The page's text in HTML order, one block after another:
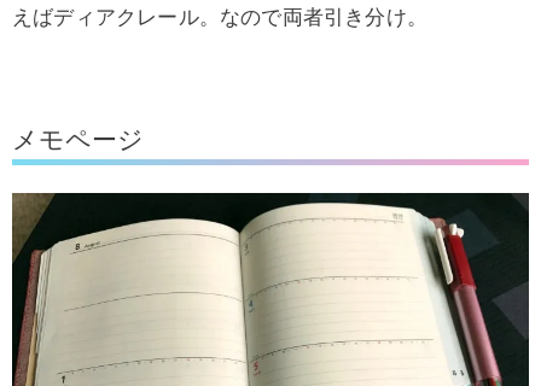
えばディアクレール。なので両者引き分け。
メモページ